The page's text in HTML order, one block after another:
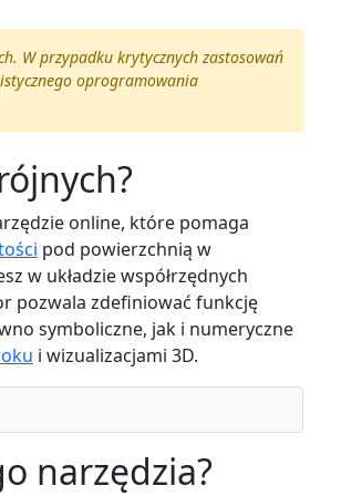
W przypadku krytycznych zastosowań
oprogramowania
online, które pomaga
pod powierzchnią w
w układzie współrzędnych
pozwala zdefiniować funkcję
symboliczne, jak i numeryczne
i wizualizacjami 3D.
narzędzia?